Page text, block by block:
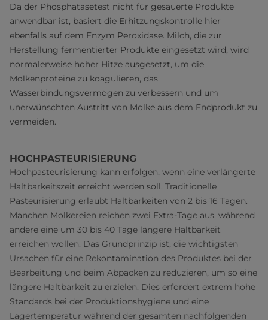
Da der Phosphatasetest nicht für gesäuerte Produkte
anwendbar ist, basiert die Erhitzungskontrolle hier
ebenfalls auf dem Enzym Peroxidase. Milch, die zur
Herstellung fermentierter Produkte eingesetzt wird, wird
normalerweise hoher Hitze ausgesetzt, um die
Molkenproteine zu koagulieren, das
Wasserbindungsvermögen zu verbessern und um
unerwünschten Austritt von Molke aus dem Endprodukt zu
vermeiden.
HOCHPASTEURISIERUNG
Hochpasteurisierung kann erfolgen, wenn eine verlängerte
Haltbarkeitszeit erreicht werden soll. Traditionelle
Pasteurisierung erlaubt Haltbarkeiten von 2 bis 16 Tagen.
Manchen Molkereien reichen zwei Extra-Tage aus, während
andere eine um 30 bis 40 Tage längere Haltbarkeit
erreichen wollen. Das Grundprinzip ist, die wichtigsten
Ursachen für eine Rekontamination des Produktes bei der
Bearbeitung und beim Abpacken zu reduzieren, um so eine
längere Haltbarkeit zu erzielen. Dies erfordert extrem hohe
Standards bei der Produktionshygiene und eine
Lagertemperatur während der gesamten nachfolgenden